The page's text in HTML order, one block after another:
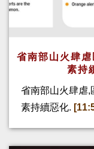
省南部山火肆
素持
省南部山火肆虐,
素持續惡化.